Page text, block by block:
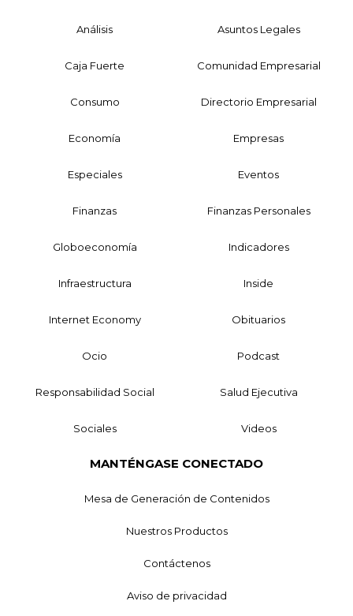
Análisis Asuntos Legales
Caja Fuerte Comunidad Empresarial
Consumo Directorio Empresarial
Economía Empresas
Especiales Eventos
Finanzas Finanzas Personales
Globoeconomía Indicadores
Infraestructura Inside
Internet Economy Obituarios
Ocio Podcast
Responsabilidad Social Salud Ejecutiva
Sociales Videos
MANTÉNGASE CONECTADO
Mesa de Generación de Contenidos
Nuestros Productos
Contáctenos
Aviso de privacidad